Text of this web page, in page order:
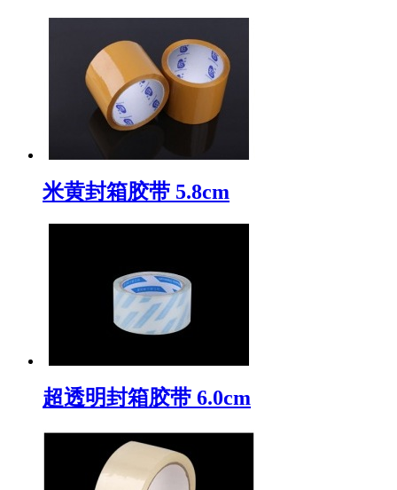
米黄封箱胶带 5.8cm
超透明封箱胶带 6.0cm